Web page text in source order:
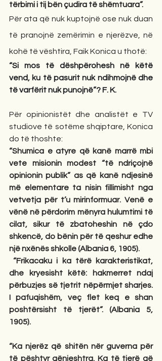
tërbimi i tij bën çudira të shëmtuara”.
Për ata që nuk kuptojnë ose nuk duan
të pranojnë zemërimin e njerëzve, në
kohë të vështira, Faik Konica u thotë:
“Si mos të dëshpërohesh në këtë
vend, ku të pasurit nuk ndihmojnë dhe
të varfërit nuk punojnë”? F. K.
Për opinionistët dhe analistët e TV
studiove të sotëme shqiptare, Konica
do të thoshte:
“Shumica e atyre që kanë marrë mbi
vete misionin modest “të ndriçojnë
opinionin publik” as që kanë ndjesinë
më elementare ta nisin fillimisht nga
vetvetja për t’u mirinformuar. Venë e
vënë në përdorim mënyra hulumtimi të
cilat, sikur të zbatoheshin në çdo
shkencë, do bënin për të qeshur edhe
një nxënës shkolle (Albania 6, 1905).
“Frikacaku i ka tërë karakteristikat,
dhe kryesisht këtë: hakmerret ndaj
përbuzjes së tjetrit nëpërmjet sharjes.
I pafuqishëm, veç flet keq e shan
poshtërsisht të tjerët”. (Albania 5,
1905).
“Ka njerëz që shitën nër guverna për
të pështyr gënjeshtra. Ka të tjerë që